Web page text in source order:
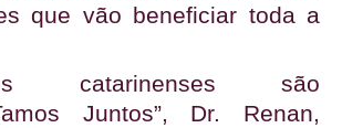
que vão beneficiar toda a
catarinenses são
Juntos”, Dr. Renan,